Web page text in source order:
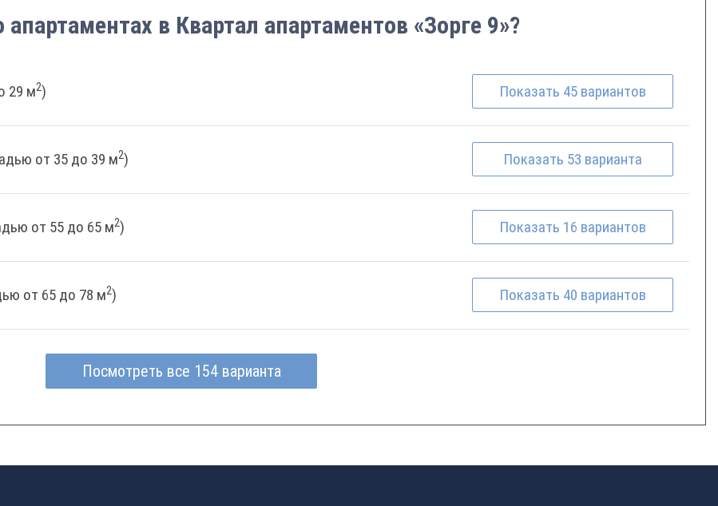
апартаментах в Квартал апартаментов «Зорге 9»?
29 м2) Показать 45 вариантов
от 35 до 39 м2) Показать 53 варианта
от 55 до 65 м2) Показать 16 вариантов
от 65 до 78 м2) Показать 40 вариантов
Посмотреть все 154 варианта